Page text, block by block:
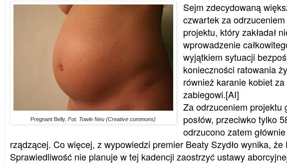
Pregnant Belly. Fot. Towle Neu (Creative commons)
Sejm zdecydowaną
czwartek za
projektu, który zakładał
wprowadzenie
wyjątkiem sytuacji
konieczności ratowania
również karanie kobiet
zabiegowi.[AI]
Za odrzuceniem projektu
posłów, przeciwko tylko
odrzucono zatem
rządzącej. Co więcej, z wypowiedzi premier Beaty Szydło wynika, że
Sprawiedliwość nie planuje w tej kadencji zaostrzyć ustawy